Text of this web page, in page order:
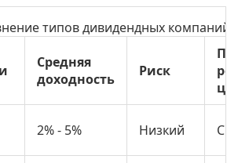
типов дивидендных компаний
Средняя
доходность
Риск
2% - 5% Низкий